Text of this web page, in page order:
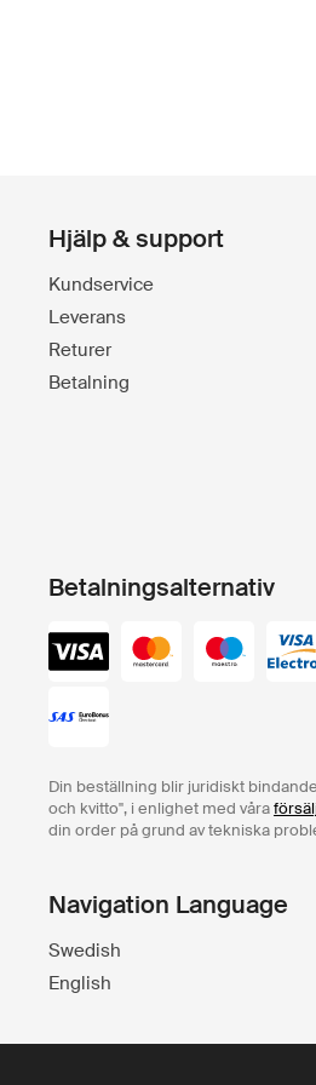
Hjälp & support
Kundservice
Leverans
Returer
Betalning
Betalningsalternativ
Din beställning blir juridiskt
och kvitto", i enlighet med våra
din order på grund av tekniska
Navigation Language
Swedish
English